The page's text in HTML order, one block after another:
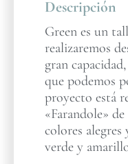
Descripción
Green es un
realizaremos
gran
que podemos
proyecto está
«Farandole»
colores alegres
verde y